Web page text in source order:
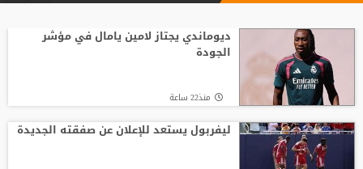
ديوماندي يجتاز لامين يامال في مؤشر
الجودة
منذ22 ساعة
ليفربول يستعد للإعلان عن صفقته الجديدة